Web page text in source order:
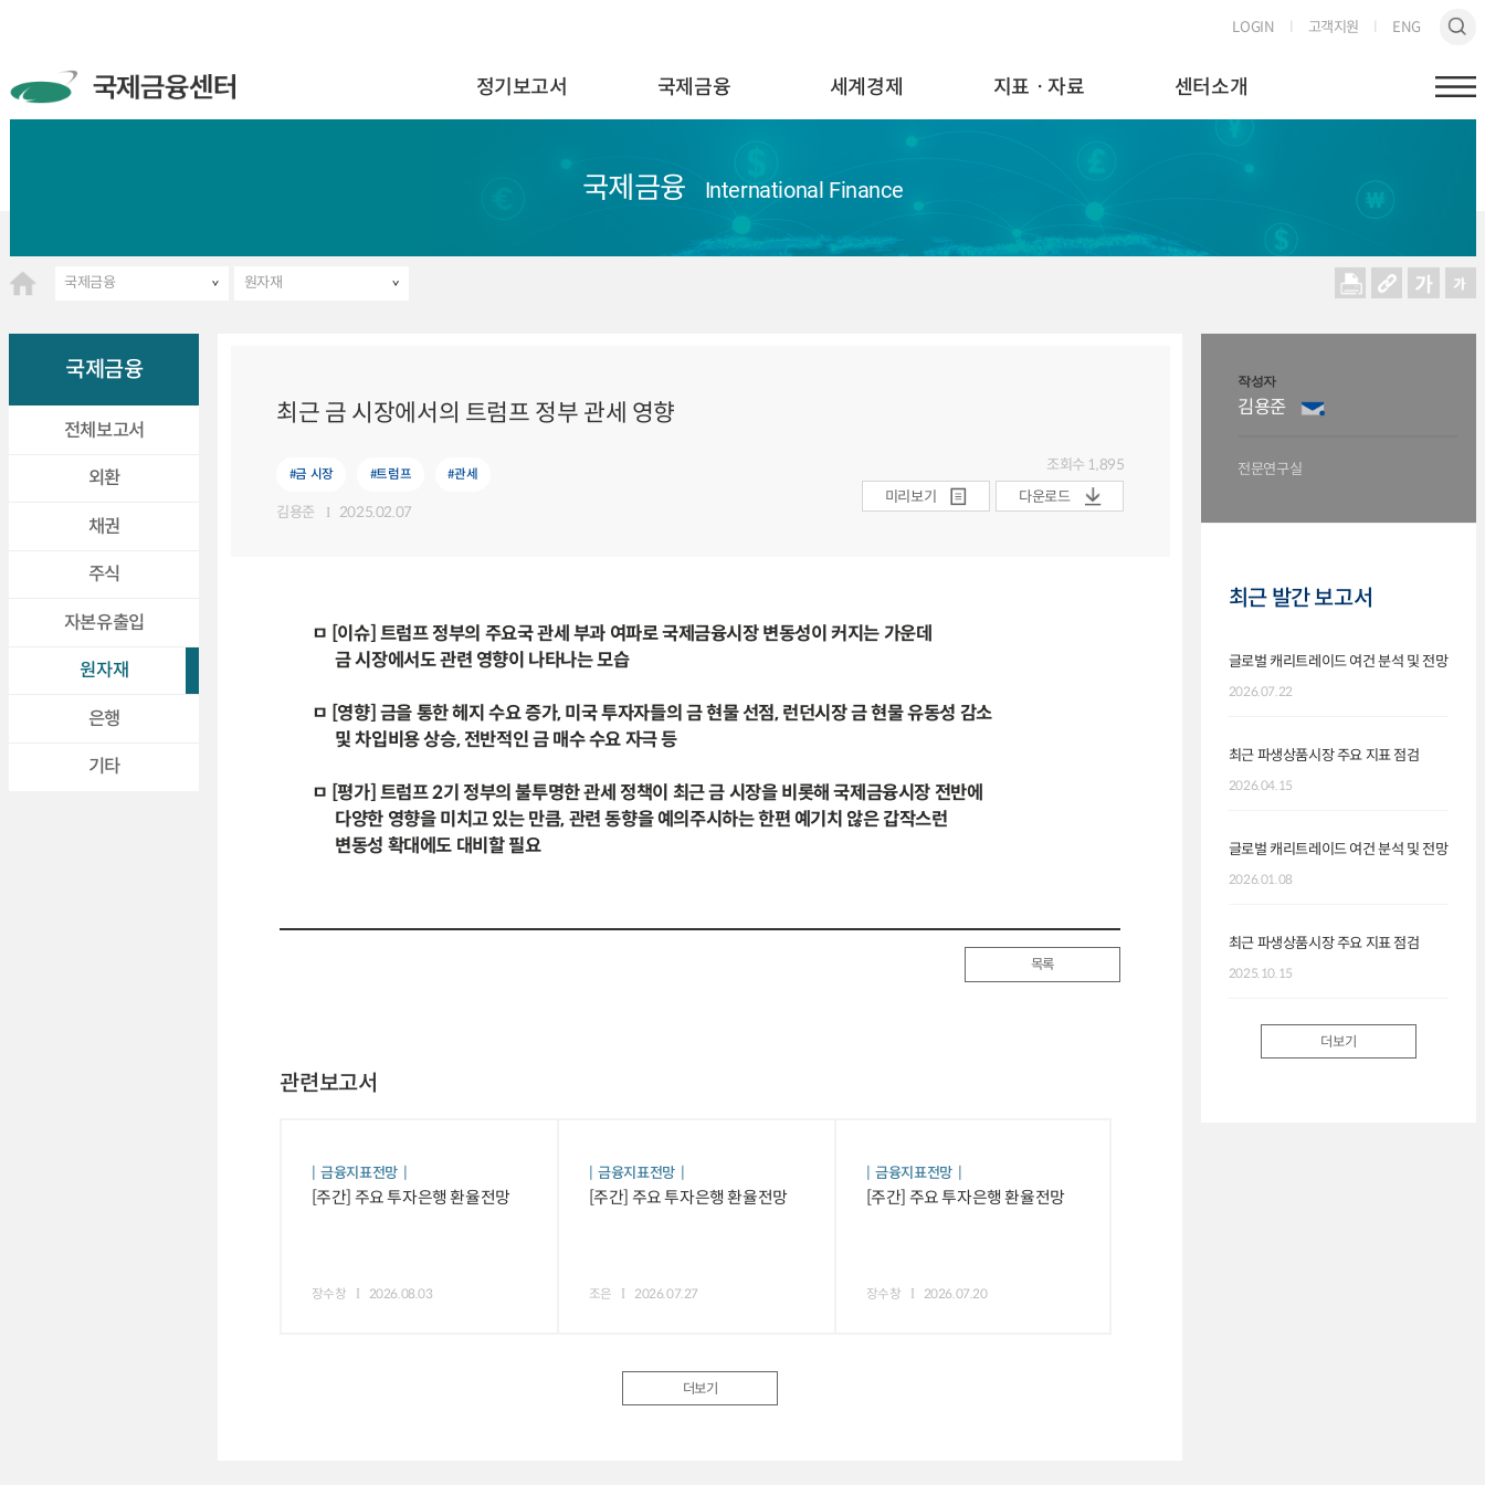
LOGIN 고객지원 ENG
정기보고서 국제금융 세계경제 지표ㆍ자료 센터소개
국제금융 International Finance
국제금융 원자재
국제금융
전체보고서
외환
채권
주식
자본유출입
원자재
은행
기타
최근 금 시장에서의 트럼프 정부 관세 영향
#금 시장 #트럼프 #관세
김용준 2025.02.07
조회수 1,895
미리보기
다운로드
ㅁ [이슈] 트럼프 정부의 주요국 관세 부과 여파로 국제금융시장 변동성이 커지는 가운데
금 시장에서도 관련 영향이 나타나는 모습
ㅁ [영향] 금을 통한 헤지 수요 증가, 미국 투자자들의 금 현물 선점, 런던시장 금 현물 유동성 감소
및 차입비용 상승, 전반적인 금 매수 수요 자극 등
ㅁ [평가] 트럼프 2기 정부의 불투명한 관세 정책이 최근 금 시장을 비롯해 국제금융시장 전반에
다양한 영향을 미치고 있는 만큼, 관련 동향을 예의주시하는 한편 예기치 않은 갑작스런
변동성 확대에도 대비할 필요
목록
관련보고서
금융지표전망
[주간] 주요 투자은행 환율전망
장수창 2026.08.03
금융지표전망
[주간] 주요 투자은행 환율전망
조은 2026.07.27
금융지표전망
[주간] 주요 투자은행 환율전망
장수창 2026.07.20
더보기
작성자
김용준
전문연구실
최근 발간 보고서
글로벌 캐리트레이드 여건 분석 및 전망
2026.07.22
최근 파생상품시장 주요 지표 점검
2026.04.15
글로벌 캐리트레이드 여건 분석 및 전망
2026.01.08
최근 파생상품시장 주요 지표 점검
2025.10.15
더보기